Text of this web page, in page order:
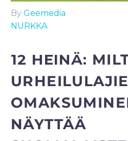
By Geemedia
NURKKA
12 HEINÄ:
NÄYTTÄÄ